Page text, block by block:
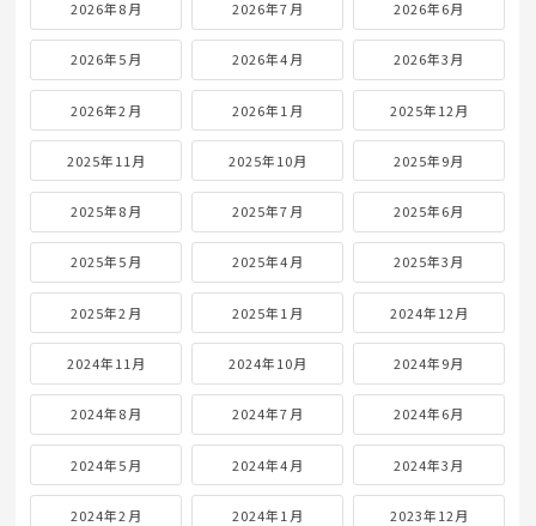
2026年8月 2026年7月 2026年6月
2026年5月 2026年4月 2026年3月
2026年2月 2026年1月 2025年12月
2025年11月 2025年10月 2025年9月
2025年8月 2025年7月 2025年6月
2025年5月 2025年4月 2025年3月
2025年2月 2025年1月 2024年12月
2024年11月 2024年10月 2024年9月
2024年8月 2024年7月 2024年6月
2024年5月 2024年4月 2024年3月
2024年2月 2024年1月 2023年12月